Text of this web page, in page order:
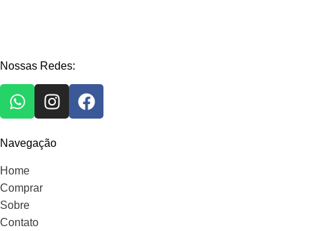
Nossas Redes:
Navegação
Home
Comprar
Sobre
Contato